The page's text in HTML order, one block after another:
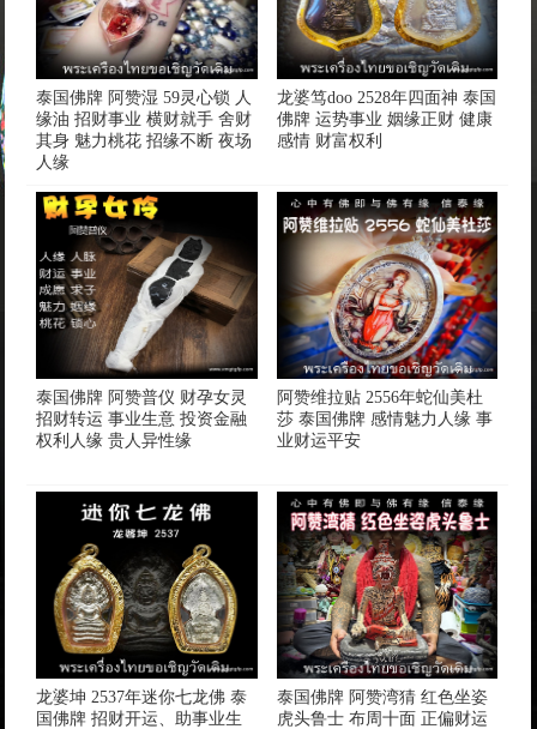
泰国佛牌 阿赞湿 59灵心锁 人
缘油 招财事业 横财就手 舍财
其身 魅力桃花 招缘不断 夜场
人缘
龙婆笃doo 2528年四面神 泰国
佛牌 运势事业 姻缘正财 健康
感情 财富权利
泰国佛牌 阿赞普仪 财孕女灵
招财转运 事业生意 投资金融
权利人缘 贵人异性缘
阿赞维拉贴 2556年蛇仙美杜
莎 泰国佛牌 感情魅力人缘 事
业财运平安
龙婆坤 2537年迷你七龙佛 泰
国佛牌 招财开运、助事业生
泰国佛牌 阿赞湾猜 红色坐姿
虎头鲁士 布周十面 正偏财运